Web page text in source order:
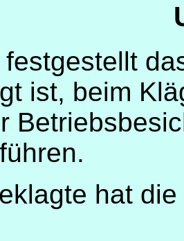
festgestellt
ist, beim
hat